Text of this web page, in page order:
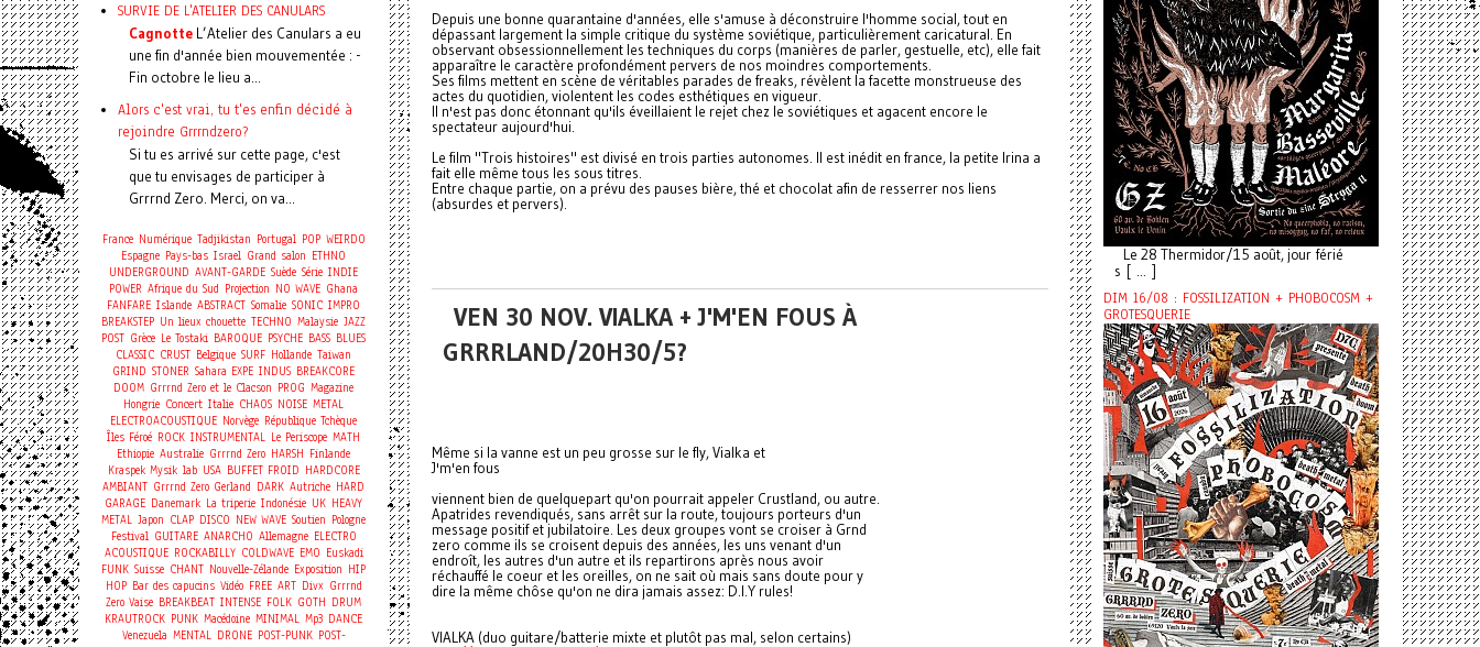
Depuis une bonne quarantaine d'années, elle s'amuse à déconstruire l'homme social, tout en
dépassant largement la simple critique du système soviétique, particulièrement caricatural. En
observant obsessionnellement les techniques du corps (manières de parler, gestuelle, etc), elle fait
apparaître le caractère profondément pervers de nos moindres comportements.
Ses films mettent en scène de véritables parades de freaks, révèlent la facette monstrueuse des
actes du quotidien, violentent les codes esthétiques en vigueur.
Il n'est pas donc étonnant qu'ils éveillaient le rejet chez le soviétiques et agacent encore le
spectateur aujourd'hui.
Le film "Trois histoires" est divisé en trois parties autonomes. Il est inédit en france, la petite Irina a
fait elle même tous les sous titres.
Entre chaque partie, on a prévu des pauses bière, thé et chocolat afin de resserrer nos liens
(absurdes et pervers).
VEN 30 NOV. VIALKA + J'M'EN FOUS À
GRRRLAND/20H30/5?
Même si la vanne est un peu grosse sur le fly, Vialka et
J'm'en fous
viennent bien de quelquepart qu'on pourrait appeler Crustland, ou autre.
Apatrides revendiqués, sans arrêt sur la route, toujours porteurs d'un
message positif et jubilatoire. Les deux groupes vont se croiser à Grnd
zero comme ils se croisent depuis des années, les uns venant d'un
endroît, les autres d'un autre et ils repartirons après nous avoir
réchauffé le coeur et les oreilles, on ne sait où mais sans doute pour y
dire la même chôse qu'on ne dira jamais assez: D.I.Y rules!
VIALKA (duo guitare/batterie mixte et plutôt pas mal, selon certains)
SURVIE DE L'ATELIER DES CANULARS
Cagnotte L’Atelier des Canulars a eu
une fin d'année bien mouvementée : -
Fin octobre le lieu a...
Alors c'est vrai, tu t'es enfin décidé à
rejoindre Grrrndzero?
Si tu es arrivé sur cette page, c'est
que tu envisages de participer à
Grrrnd Zero. Merci, on va...
France Numérique Tadjikistan Portugal POP WEIRDO
Espagne Pays-bas Israel Grand salon ETHNO
UNDERGROUND AVANT-GARDE Suède Série INDIE
POWER Afrique du Sud Projection NO WAVE Ghana
FANFARE Islande ABSTRACT Somalie SONIC IMPRO
BREAKSTEP Un lieux chouette TECHNO Malaysie JAZZ
POST Grèce Le Tostaki BAROQUE PSYCHE BASS BLUES
CLASSIC CRUST Belgique SURF Hollande Taiwan
GRIND STONER Sahara EXPE INDUS BREAKCORE
DOOM Grrrnd Zero et le Clacson PROG Magazine
Hongrie Concert Italie CHAOS NOISE METAL
ELECTROACOUSTIQUE Norvège République Tchèque
Îles Féroé ROCK INSTRUMENTAL Le Periscope MATH
Ethiopie Australie Grrrnd Zero HARSH Finlande
Kraspek Mysik lab USA BUFFET FROID HARDCORE
AMBIANT Grrrnd Zero Gerland DARK Autriche HARD
GARAGE Danemark La triperie Indonésie UK HEAVY
METAL Japon CLAP DISCO NEW WAVE Soutien Pologne
Festival GUITARE ANARCHO Allemagne ELECTRO
ACOUSTIQUE ROCKABILLY COLDWAVE EMO Euskadi
FUNK Suisse CHANT Nouvelle-Zélande Exposition HIP
HOP Bar des capucins Vidéo FREE ART Divx Grrrnd
Zero Vaise BREAKBEAT INTENSE FOLK GOTH DRUM
KRAUTROCK PUNK Macédoine MINIMAL Mp3 DANCE
Venezuela MENTAL DRONE POST-PUNK POST-
Le 28 Thermidor/15 août, jour férié
s [ ... ]
DIM 16/08 : FOSSILIZATION + PHOBOCOSM +
GROTESQUERIE